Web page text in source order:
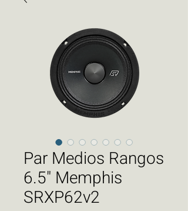
Par Medios Rangos
6.5" Memphis
SRXP62v2